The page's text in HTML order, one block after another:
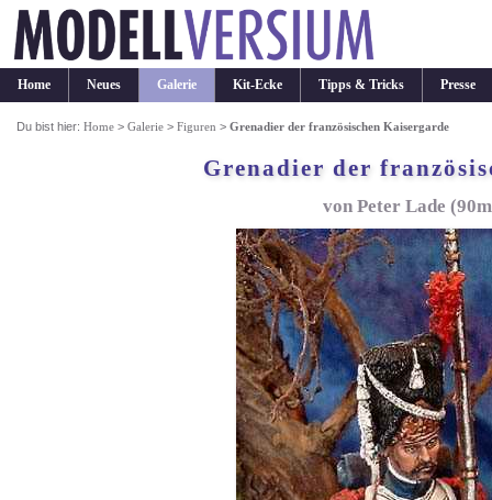
Home Neues Galerie Kit-Ecke Tipps & Tricks Presse
Du bist hier:Home >Galerie >Figuren >Grenadier der französischen Kaisergarde
Grenadier der
von Peter Lade